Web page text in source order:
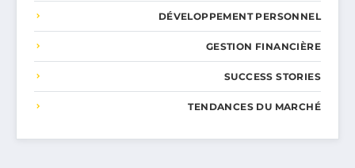
DÉVELOPPEMENT PERSONNEL
GESTION FINANCIÈRE
SUCCESS STORIES
TENDANCES DU MARCHÉ